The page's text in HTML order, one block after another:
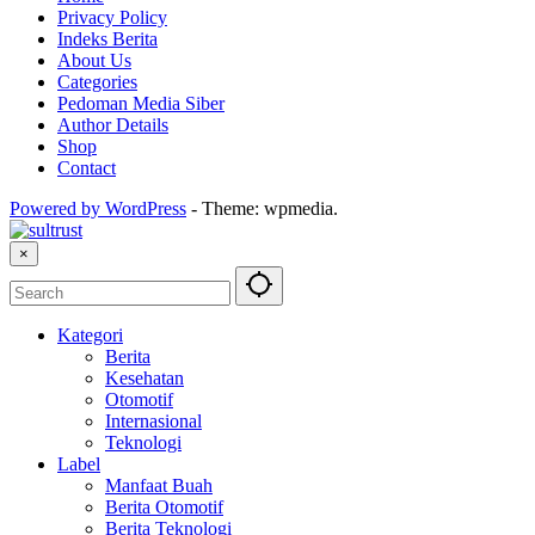
Privacy Policy
Indeks Berita
About Us
Categories
Pedoman Media Siber
Author Details
Shop
Contact
Powered by WordPress - Theme: wpmedia.
×
Kategori
Berita
Kesehatan
Otomotif
Internasional
Teknologi
Label
Manfaat Buah
Berita Otomotif
Berita Teknologi